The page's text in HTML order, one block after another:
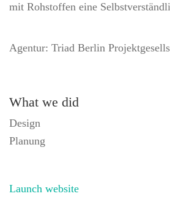
mit Rohstoffen eine
Agentur: Triad Berlin
What we did
Design
Planung
Launch website